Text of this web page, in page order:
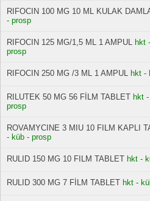
RIFOCIN 100 MG 10 ML KULAK
- prosp
RIFOCIN 125 MG/1,5 ML 1 AMPUL hkt
prosp
RIFOCIN 250 MG /3 ML 1 AMPUL hkt -
RILUTEK 50 MG 56 FİLM TABLET hkt
prosp
ROVAMYCINE 3 MIU 10 FILM KAPLI
- küb - prosp
RULID 150 MG 10 FILM TABLET hkt -
RULID 300 MG 7 FİLM TABLET hkt -